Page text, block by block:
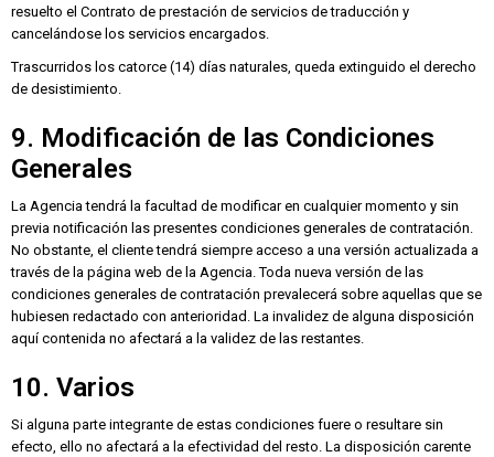
resuelto el Contrato de prestación de servicios de traducción y
cancelándose los servicios encargados.
Trascurridos los catorce (14) días naturales, queda extinguido el derecho
de desistimiento.
9. Modificación de las Condiciones
Generales
La Agencia tendrá la facultad de modificar en cualquier momento y sin
previa notificación las presentes condiciones generales de contratación.
No obstante, el cliente tendrá siempre acceso a una versión actualizada a
través de la página web de la Agencia. Toda nueva versión de las
condiciones generales de contratación prevalecerá sobre aquellas que se
hubiesen redactado con anterioridad. La invalidez de alguna disposición
aquí contenida no afectará a la validez de las restantes.
10. Varios
Si alguna parte integrante de estas condiciones fuere o resultare sin
efecto, ello no afectará a la efectividad del resto. La disposición carente